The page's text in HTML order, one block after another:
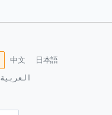
中文
日本語
العربية